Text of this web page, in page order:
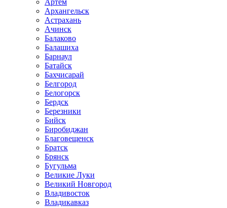
Артём
Архангельск
Астрахань
Ачинск
Балаково
Балашиха
Барнаул
Батайск
Бахчисарай
Белгород
Белогорск
Бердск
Березники
Бийск
Биробиджан
Благовещенск
Братск
Брянск
Бугульма
Великие Луки
Великий Новгород
Владивосток
Владикавказ